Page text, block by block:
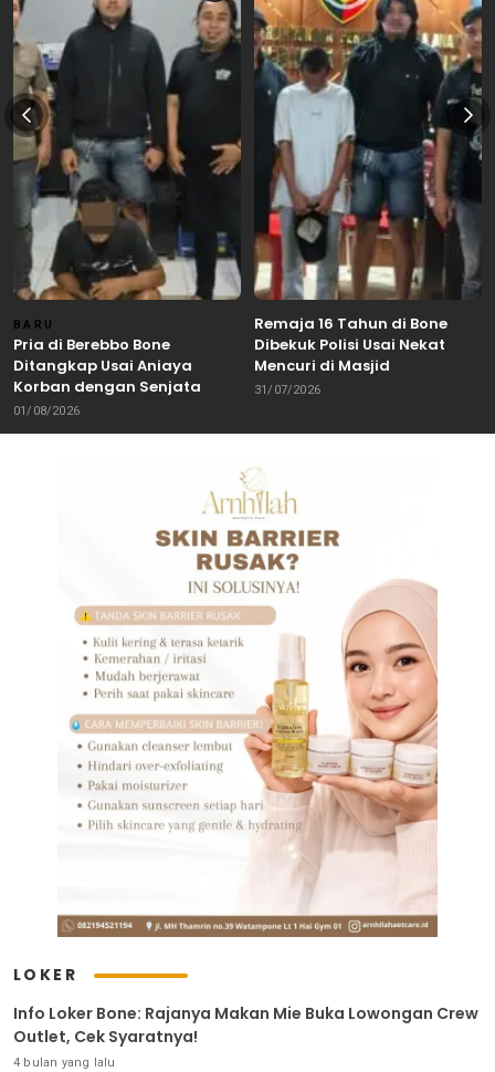
BARU
Pria di Berebbo Bone
Ditangkap Usai Aniaya
Korban dengan Senjata
Tajam
01/08/2026
Remaja 16 Tahun di Bone
Dibekuk Polisi Usai Nekat
Mencuri di Masjid
31/07/2026
LOKER
Info Loker Bone: Rajanya Makan Mie Buka Lowongan Crew
Outlet, Cek Syaratnya!
4 bulan yang lalu